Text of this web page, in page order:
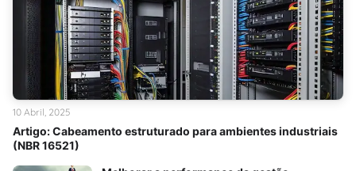
Artigo: Cabeamento estruturado para ambientes industriais
(NBR 16521)
10 Abril, 2025